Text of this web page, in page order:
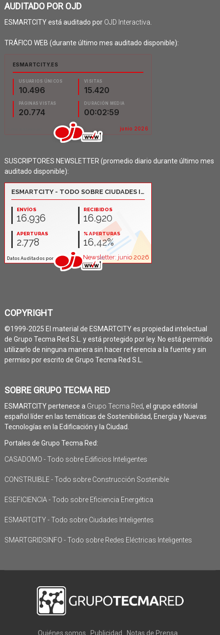
AUDITADO POR OJD
ESMARTCITY está auditado por OJD Interactiva
TRÁFICO WEB (durante último mes auditado disponible):
SUSCRIPTORES NEWSLETTER (promedio diario durante último mes
auditado disponible):
COPYRIGHT
©1999-2025 El material de ESMARTCITY es propiedad intelectual
de Grupo Tecma Red S.L. y está protegido por ley. No está permitido
utilizarlo de ninguna manera sin hacer referencia a la fuente y sin
permiso por escrito de Grupo Tecma Red S.L.
SOBRE GRUPO TECMA RED
ESMARTCITY pertenece a Grupo Tecma Red, el grupo editorial
español líder en las temáticas de Sostenibilidad, Energía y Nuevas
Tecnologías en la Edificación y la Ciudad.
Portales de Grupo Tecma Red:
CASADOMO - Todo sobre Edificios Inteligentes
CONSTRUIBLE - Todo sobre Construcción Sostenible
ESEFICIENCIA - Todo sobre Eficiencia Energética
ESMARTCITY - Todo sobre Ciudades Inteligentes
SMARTGRIDSINFO - Todo sobre Redes Eléctricas Inteligentes
Quiénes somos Publicidad Notas de Prensa